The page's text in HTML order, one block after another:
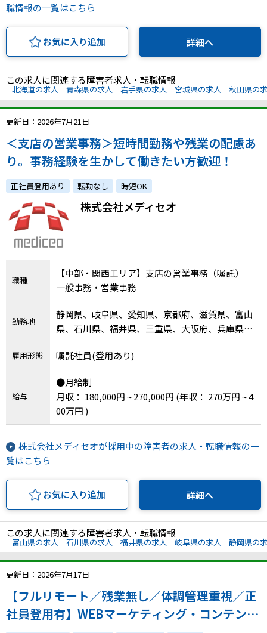
職情報の一覧はこちら
お気に入り追加 詳細へ
この求人に関連する障害者求人・転職情報
北海道の求人 青森県の求人 岩手県の求人 宮城県の求人 秋田県の
更新日：2026年7月21日
＜支店の営業事務＞短時間勤務や残業の配慮あ
り。事務経験を生かして働きたい方歓迎！
正社員登用あり 転勤なし 時短OK
株式会社メディセオ
職種
【中部・関西エリア】支店の営業事務（嘱託）
一般事務・営業事務
勤務地
静岡県、岐阜県、愛知県、京都府、滋賀県、富山
県、石川県、福井県、三重県、大阪府、兵庫県、
奈良県、和歌山県
雇用形態 嘱託社員(登用あり)
給与
●月給制
月収： 180,000円 ~ 270,000円 (年収： 270万円 ~ 4
00万円 )
株式会社メディセオが採用中の障害者の求人・転職情報の一
覧はこちら
お気に入り追加 詳細へ
この求人に関連する障害者求人・転職情報
富山県の求人 石川県の求人 福井県の求人 岐阜県の求人 静岡県の
更新日：2026年7月17日
【フルリモート／残業無し／体調管理重視／正
社員登用有】WEBマーケティング・コンテンツ